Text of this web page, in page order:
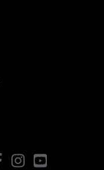
FacebookInstagramYouTube